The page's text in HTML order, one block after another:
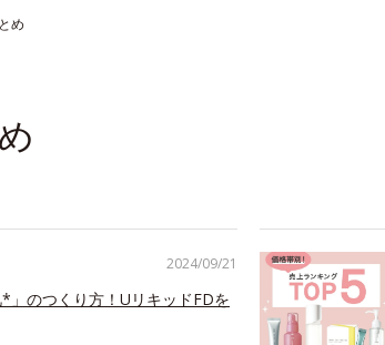
め
2024/09/21
」のつくり方！UリキッドFDを